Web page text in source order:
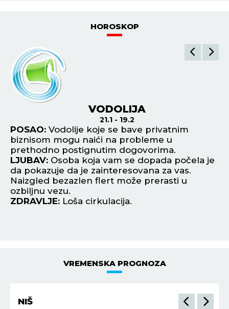
HOROSKOP
VODOLIJA
21.1 - 19.2
POSAO: Vodolije koje se bave privatnim
biznisom mogu naići na probleme u
prethodno postignutim dogovorima.
LJUBAV: Osoba koja vam se dopada počela je
da pokazuje da je zainteresovana za vas.
Naizgled bezazlen flert može prerasti u
ozbiljnu vezu.
ZDRAVLJE: Loša cirkulacija.
VREMENSKA PROGNOZA
NIŠ